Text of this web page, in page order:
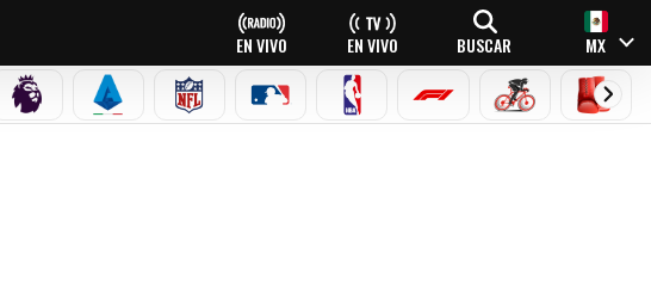
EN VIVO EN VIVO BUSCAR MX
PREMIER LEAGUE
SERIE A NFL MLB NBA FÓRMULA 1CICLISMOBOXEO